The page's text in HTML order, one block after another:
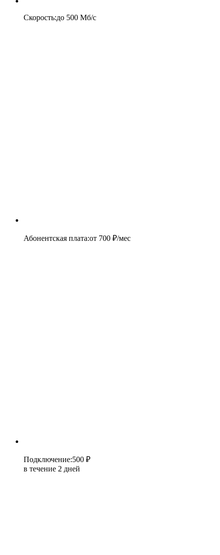
Скорость:до 500 Мб/c
Абонентская плата:от 700 ₽/мес
Подключение:500 ₽
в течение 2 дней